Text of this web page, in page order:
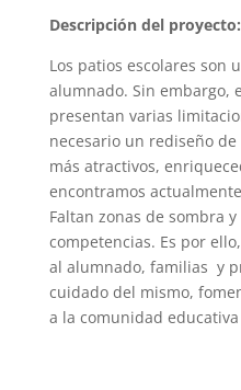
Descripción del proyecto:
Los patios escolares son
alumnado. Sin embargo,
presentan varias
necesario un rediseño
más atractivos,
encontramos
Faltan zonas de sombra
competencias. Es por
al alumnado, familias y
cuidado del mismo,
a la comunidad educativa